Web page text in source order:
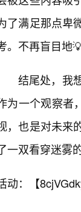
了满足那点卑
。不再盲目地
结尾处，我
为一个观察者
，也是对未来
一双看穿迷雾
动：【